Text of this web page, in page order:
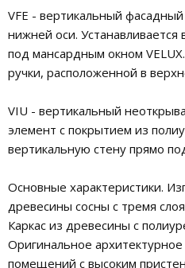
VFE - вертикальный
нижней оси.
под мансардным окном
ручки, расположенной в
VIU - вертикальный
элемент с покрытием из
вертикальную стену прямо
Основные характеристики.
древесины сосны с тремя
Каркас из древесины с
Оригинальное
помещений с высоким